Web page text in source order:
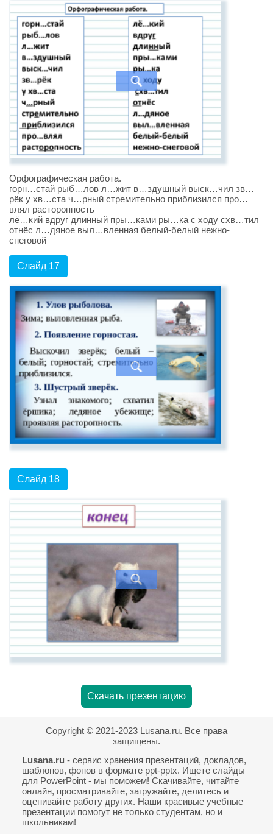
Орфографическая работа.
горн…стай рыб…лов л…жит в…здушный выск…чил зв…
рёк у хв…ста ч…рный стремительно приблизился про…
влял расторопность
лё…кий вдруг длинный пры…ками ры…ка с ходу схв…тил
отнёс л…дяное выл…вленная белый-белый нежно-
снеговой
Слайд 17
Слайд 18
Скачать презентацию
Copyright © 2021-2023 Lusana.ru. Все права
защищены.
Lusana.ru - сервис хранения презентаций, докладов,
шаблонов, фонов в формате ppt-pptx. Ищете слайды
для PowerPoint - мы поможем! Скачивайте, читайте
онлайн, просматривайте, загружайте, делитесь и
оценивайте работу других. Наши красивые учебные
презентации помогут не только студентам, но и
школьникам!